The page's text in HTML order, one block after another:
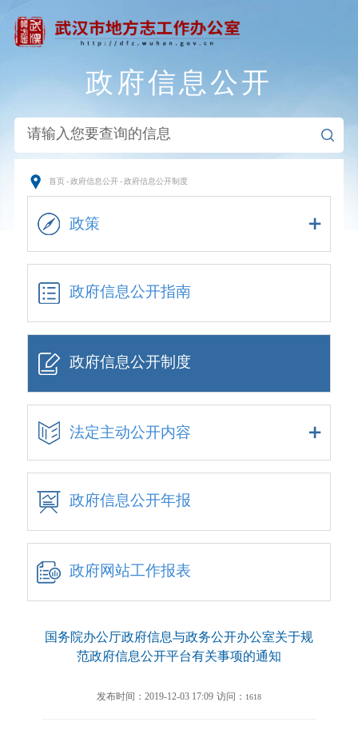
政府信息公开
首页 - 政府信息公开 - 政府信息公开制度
政策
政府信息公开指南
政府信息公开制度
法定主动公开内容
政府信息公开年报
政府网站工作报表
国务院办公厅政府信息与政务公开办公室关于规
范政府信息公开平台有关事项的通知
发布时间：2019-12-03 17:09 访问： 1618